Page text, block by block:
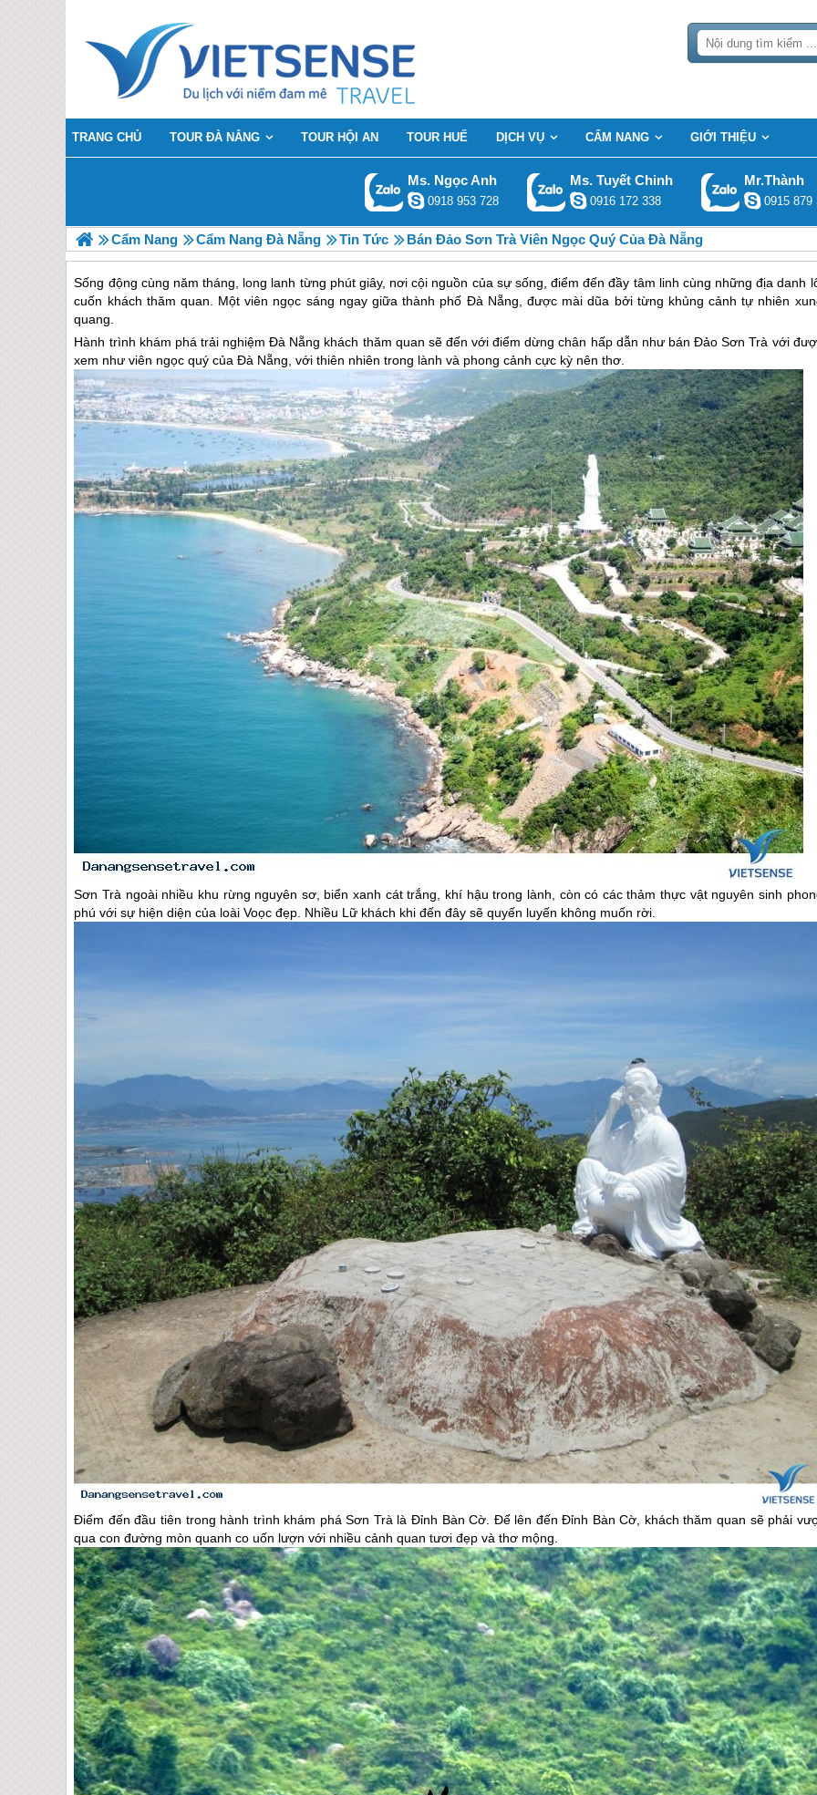
TRANG CHỦ TOUR ĐÀ NẴNG TOUR HỘI AN TOUR HUẾ DỊCH VỤ CẨM NANG GIỚI THIỆU
Ms. Ngọc Anh
0918 953 728
Ms. Tuyết Chinh
0916 172 338
Mr.Thành
0915 879
Cẩm Nang Cẩm Nang Đà Nẵng Tin Tức Bán Đảo Sơn Trà Viên Ngọc Quý Của Đà Nẵng
Sống động cùng năm tháng, long lanh từng phút giây, nơi cội nguồn của sự sống, điểm đến đầy tâm linh cùng những địa danh
cuốn khách thăm quan. Một viên ngọc sáng ngay giữa thành phố Đà Nẵng, được mài dũa bởi từng khủng cảnh tự nhiên
quang.
Hành trình khám phá trải nghiệmĐà Nẵng khách thăm quan sẽ đến với điểm dừng chân hấp dẫn như bán Đảo Sơn Trà với
xem như viên ngọc quý củaĐà Nẵng, với thiên nhiên trong lành và phong cảnh cực kỳ nên thơ.
Sơn Trà ngoài nhiều khu rừng nguyên sơ, biển xanh cát trắng, khí hậu trong lành, còn có các thảm thực vật nguyên sinh
phú với sự hiện diện của loài Voọc đẹp. Nhiều Lữ khách khi đến đây sẽ quyến luyến không muốn rời.
Điểm đến đầu tiên trong hành trình khám phá Sơn Trà là Đỉnh Bàn Cờ. Để lên đến Đỉnh Bàn Cờ, khách thăm quan sẽ phải
qua con đường mòn quanh co uốn lượn với nhiều cảnh quan tươi đẹp và thơ mộng.